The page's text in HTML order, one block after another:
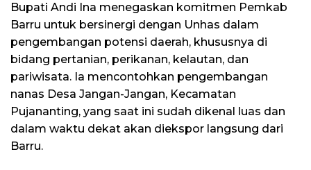
Bupati Andi Ina menegaskan komitmen Pemkab
Barru untuk bersinergi dengan Unhas dalam
pengembangan potensi daerah, khususnya di
bidang pertanian, perikanan, kelautan, dan
pariwisata. Ia mencontohkan pengembangan
nanas Desa Jangan-Jangan, Kecamatan
Pujananting, yang saat ini sudah dikenal luas dan
dalam waktu dekat akan diekspor langsung dari
Barru.